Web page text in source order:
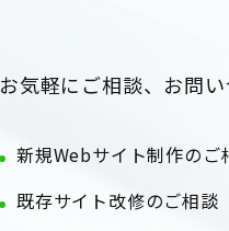
お気軽にご相談、お問い
新規Webサイト制作のご
既存サイト改修のご相談